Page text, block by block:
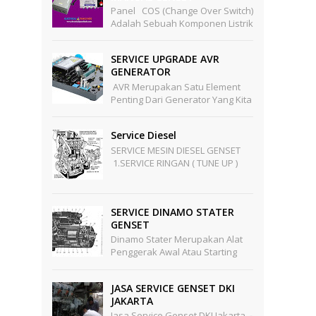
Panel COS (Change Over Switch)
Adalah Sebuah Komponen Listrik
PLN Ke Sumber Te...
SERVICE UPGRADE AVR
GENERATOR
AVR Merupakan Satu Element
Penting Dari Generator Yang Kita
Mekanik Menjadi Energi Listr...
Service Diesel
SERVICE MESIN DIESEL GENSET
1.SERVICE RINGAN ( TUNE UP )
SERVICE DINAMO STATER
GENSET
Dinamo Stater Merupakan Alat
Penggerak Awal Atau Starting
Mungkin Star Awal Digerak...
JASA SERVICE GENSET DKI
JAKARTA